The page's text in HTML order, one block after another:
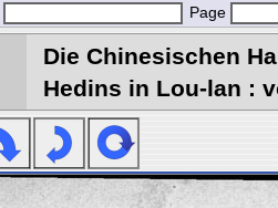
Page
Die Chinesischen
Hedins in Lou-lan :